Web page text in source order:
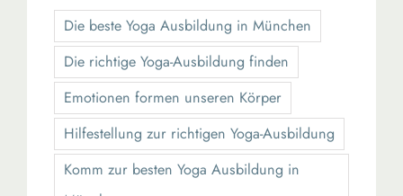
Die beste Yoga Ausbildung in München
Die richtige Yoga-Ausbildung finden
Emotionen formen unseren Körper
Hilfestellung zur richtigen Yoga-Ausbildung
Komm zur besten Yoga Ausbildung in